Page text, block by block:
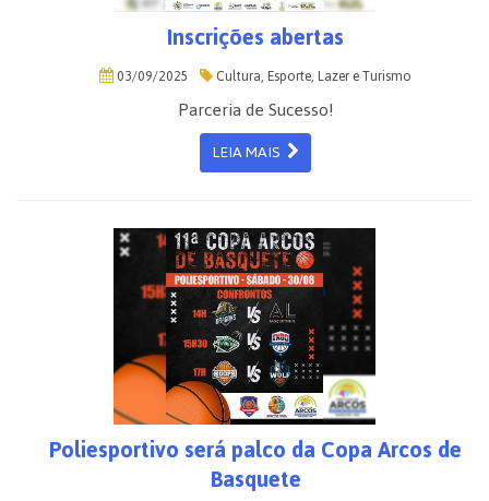
Inscrições abertas
03/09/2025 Cultura, Esporte, Lazer e Turismo
Parceria de Sucesso!
LEIA MAIS
Poliesportivo será palco da Copa Arcos de
Basquete